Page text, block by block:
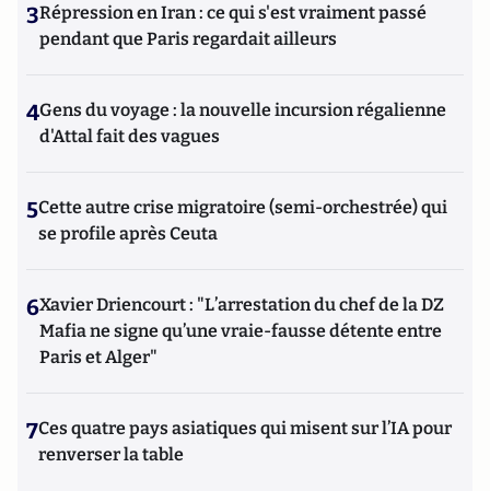
3Répression en Iran : ce qui s'est vraiment passé
pendant que Paris regardait ailleurs
4Gens du voyage : la nouvelle incursion régalienne
d'Attal fait des vagues
5Cette autre crise migratoire (semi-orchestrée) qui
se profile après Ceuta
6Xavier Driencourt : "L’arrestation du chef de la DZ
Mafia ne signe qu’une vraie-fausse détente entre
Paris et Alger"
7Ces quatre pays asiatiques qui misent sur l’IA pour
renverser la table